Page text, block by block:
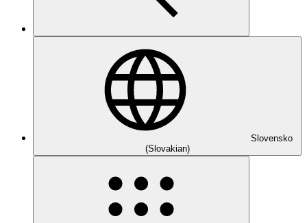
Slovensko
(Slovakian)